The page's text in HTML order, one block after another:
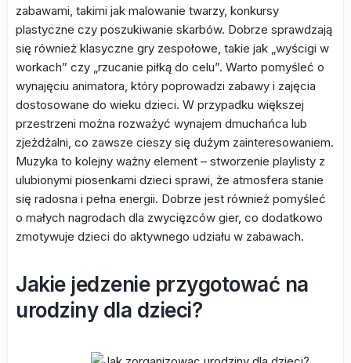
zabawami, takimi jak malowanie twarzy, konkursy
plastyczne czy poszukiwanie skarbów. Dobrze sprawdzają
się również klasyczne gry zespołowe, takie jak „wyścigi w
workach” czy „rzucanie piłką do celu”. Warto pomyśleć o
wynajęciu animatora, który poprowadzi zabawy i zajęcia
dostosowane do wieku dzieci. W przypadku większej
przestrzeni można rozważyć wynajem dmuchańca lub
zjeżdżalni, co zawsze cieszy się dużym zainteresowaniem.
Muzyka to kolejny ważny element – stworzenie playlisty z
ulubionymi piosenkami dzieci sprawi, że atmosfera stanie
się radosna i pełna energii. Dobrze jest również pomyśleć
o małych nagrodach dla zwycięzców gier, co dodatkowo
zmotywuje dzieci do aktywnego udziału w zabawach.
Jakie jedzenie przygotować na
urodziny dla dzieci?